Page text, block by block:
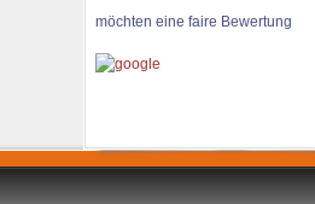
möchten eine faire Bewertung